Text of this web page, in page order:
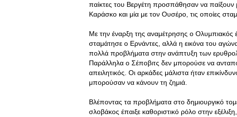
παίκτες του Βεργέτη προσπάθησαν να παίξουν
Καράσκο και μία με τον Ουσέρο, τις οποίες
Με την έναρξη της αναμέτρησης ο Ολυμπιακός
σταμάτησε ο Ερνάντες, αλλά η εικόνα του
πολλά προβλήματα στην ανάπτυξη των
Παράλληλα ο Σέποβιτς δεν μπορούσε να
απειλητικός. Οι αρκάδες μάλιστα ήταν
μπορούσαν να κάνουν τη ζημιά.
Βλέποντας τα προβλήματα στο δημιουργικό
σλοβάκος έπαιξε καθοριστικό ρόλο στην